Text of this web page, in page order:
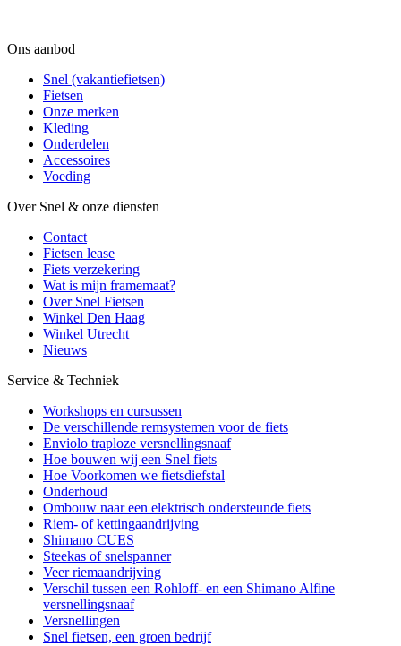
Ons aanbod
Snel (vakantiefietsen)
Fietsen
Onze merken
Kleding
Onderdelen
Accessoires
Voeding
Over Snel & onze diensten
Contact
Fietsen lease
Fiets verzekering
Wat is mijn framemaat?
Over Snel Fietsen
Winkel Den Haag
Winkel Utrecht
Nieuws
Service & Techniek
Workshops en cursussen
De verschillende remsystemen voor de fiets
Enviolo traploze versnellingsnaaf
Hoe bouwen wij een Snel fiets
Hoe Voorkomen we fietsdiefstal
Onderhoud
Ombouw naar een elektrisch ondersteunde fiets
Riem- of kettingaandrijving
Shimano CUES
Steekas of snelspanner
Veer riemaandrijving
Verschil tussen een Rohloff- en een Shimano Alfine
versnellingsnaaf
Versnellingen
Snel fietsen, een groen bedrijf